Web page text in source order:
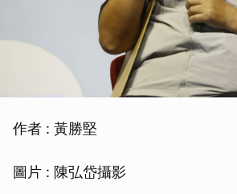
作者 : 黃勝堅
圖片 : 陳弘岱攝影